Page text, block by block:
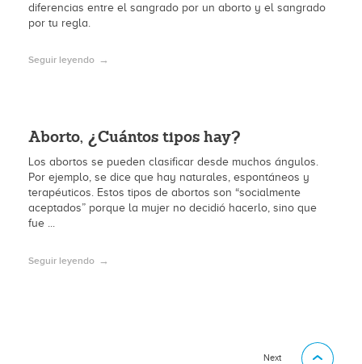
diferencias entre el sangrado por un aborto y el sangrado
por tu regla.
Seguir leyendo
Aborto, ¿Cuántos tipos hay?
Los abortos se pueden clasificar desde muchos ángulos.
Por ejemplo, se dice que hay naturales, espontáneos y
terapéuticos. Estos tipos de abortos son “socialmente
aceptados” porque la mujer no decidió hacerlo, sino que
fue ...
Seguir leyendo
Next